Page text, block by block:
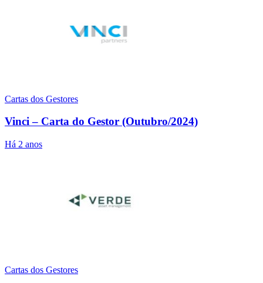
Cartas dos Gestores
Vinci – Carta do Gestor (Outubro/2024)
Há 2 anos
Cartas dos Gestores